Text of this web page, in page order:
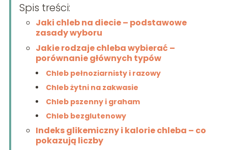
Spis treści:
Jaki chleb na diecie – podstawowe
zasady wyboru
Jakie rodzaje chleba wybierać –
porównanie głównych typów
Chleb pełnoziarnisty i razowy
Chleb żytni na zakwasie
Chleb pszenny i graham
Chleb bezglutenowy
Indeks glikemiczny i kalorie chleba – co
pokazują liczby